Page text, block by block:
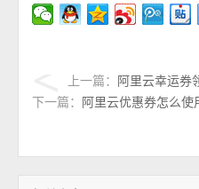
上一篇： 阿里云幸运券
下一篇： 阿里云优惠券怎么